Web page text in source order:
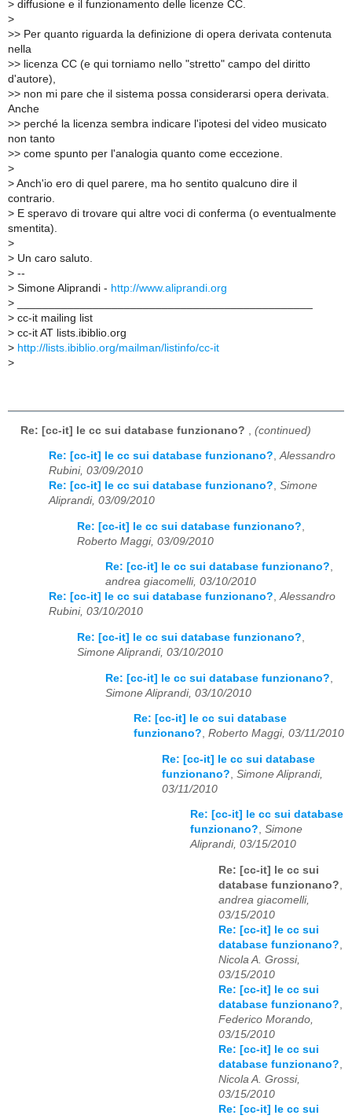
> diffusione e il funzionamento delle licenze CC.
>
>> Per quanto riguarda la definizione di opera derivata contenuta
nella
>> licenza CC (e qui torniamo nello "stretto" campo del diritto
d'autore),
>> non mi pare che il sistema possa considerarsi opera derivata.
Anche
>> perché la licenza sembra indicare l'ipotesi del video musicato
non tanto
>> come spunto per l'analogia quanto come eccezione.
>
> Anch'io ero di quel parere, ma ho sentito qualcuno dire il
contrario.
> E speravo di trovare qui altre voci di conferma (o eventualmente
smentita).
>
> Un caro saluto.
> --
> Simone Aliprandi - http://www.aliprandi.org
>
> cc-it mailing list
> cc-it AT lists.ibiblio.org
> http://lists.ibiblio.org/mailman/listinfo/cc-it
>
Re: [cc-it] le cc sui database funzionano? (continued)
Re: [cc-it] le cc sui database funzionano?,Alessandro
Rubini, 03/09/2010
Re: [cc-it] le cc sui database funzionano?, Simone
Aliprandi, 03/09/2010
Re: [cc-it] le cc sui database funzionano?
Roberto Maggi, 03/09/2010
Re: [cc-it] le cc sui database funzionano?,
andrea giacomelli, 03/10/2010
Re: [cc-it] le cc sui database funzionano?,Alessandro
Rubini, 03/10/2010
Re: [cc-it] le cc sui database funzionano?,
Simone Aliprandi, 03/10/2010
Re: [cc-it] le cc sui database funzionano?
Simone Aliprandi, 03/10/2010
Re: [cc-it] le cc sui database
funzionano?, Roberto Maggi, 03/11/2010
Re: [cc-it] le cc sui database
funzionano? Simone Aliprandi,
03/11/2010
Re: [cc-it] le cc sui database
funzionano?, Simone
Aliprandi, 03/15/2010
Re: [cc-it] le cc sui
database funzionano?,
andrea giacomelli,
03/15/2010
Re: [cc-it] le cc sui
database funzionano?,
Nicola A. Grossi,
03/15/2010
Re: [cc-it] le cc sui
database funzionano?,
Federico Morando,
03/15/2010
Re: [cc-it] le cc sui
database funzionano?,
Nicola A. Grossi,
03/15/2010
Re: [cc-it] le cc sui